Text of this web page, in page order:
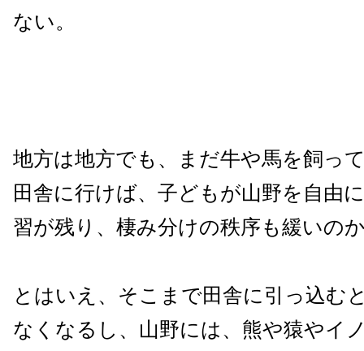
ない。
地方は地方でも、まだ牛や馬を飼っ
田舎に行けば、子どもが山野を自由
習が残り、棲み分けの秩序も緩いの
とはいえ、そこまで田舎に引っ込む
なくなるし、山野には、熊や猿やイ